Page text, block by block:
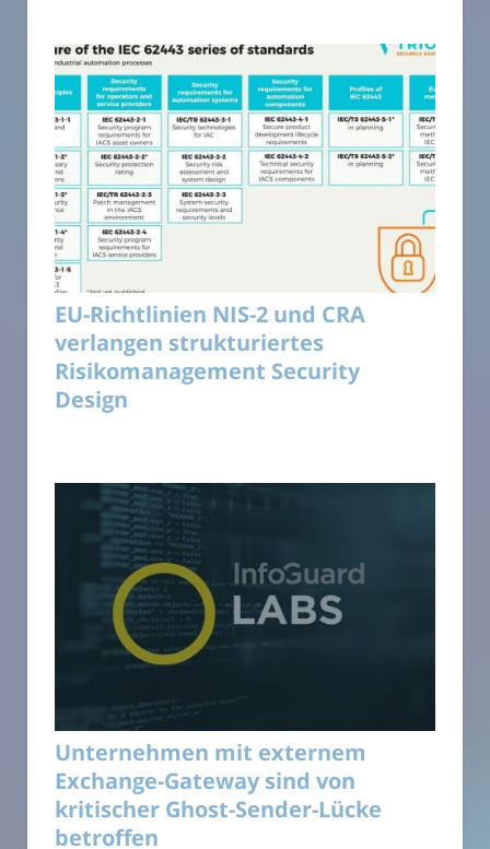
EU-Richtlinien NIS-2 und CRA
verlangen strukturiertes
Risikomanagement Security
Design
Unternehmen mit externem
Exchange-Gateway sind von
kritischer Ghost-Sender-Lücke
betroffen